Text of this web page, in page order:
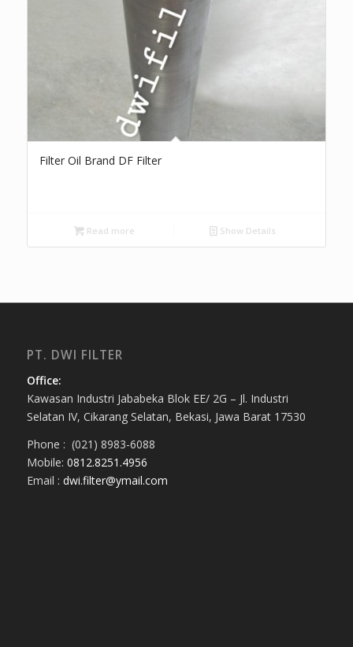
Filter Oil Brand DF Filter
Read more Show Details
PT. DWI FILTER
Office:
Kawasan Industri Jababeka Blok EE/ 2G – Jl. Industri
Selatan IV, Cikarang Selatan, Bekasi, Jawa Barat 17530
Phone : (021) 8983-6088
Mobile: 0812.8251.4956
Email : dwi.filter@ymail.com